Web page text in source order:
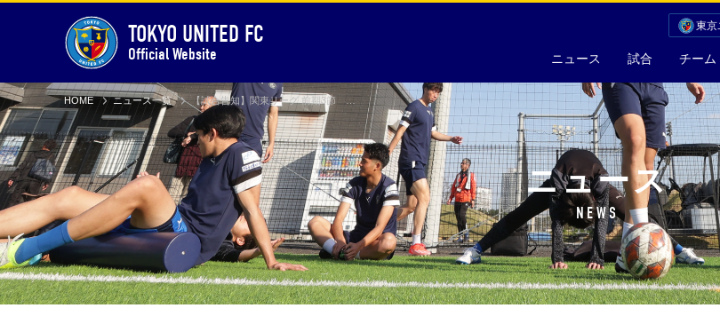
TOKYO UNITED FC
Official Website ニュース 試合 チーム
東京
HOME ニュース一覧 【試合告知】関東リーグ 前期3節 vs 流通経済大学ドラゴンズ龍ケ崎（Away）
ニュース
NEWS